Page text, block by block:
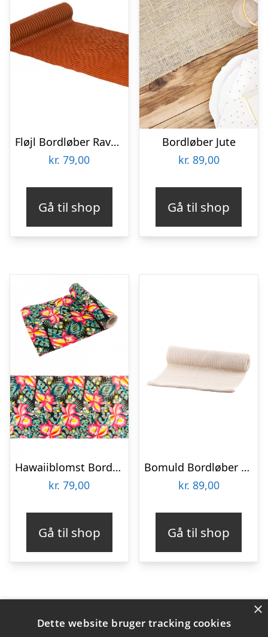
Fløjl Bordløber Ravbrun
kr. 79,00
Gå til shop
Bordløber Jute
kr. 89,00
Gå til shop
Hawaiiblomst Bordløber
kr. 79,00
Gå til shop
Bomuld Bordløber Elfenbenshvid
kr. 89,00
Gå til shop
Varekategorier
×
Dette website bruger tracking cookies